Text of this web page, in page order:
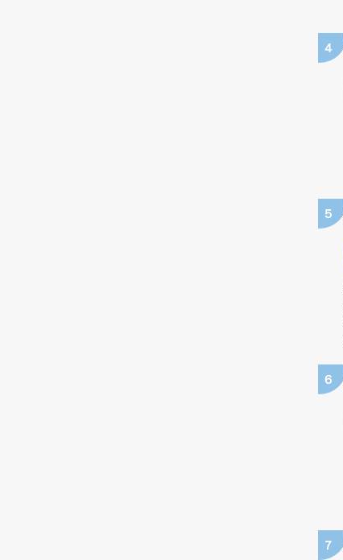
4
5
6
7